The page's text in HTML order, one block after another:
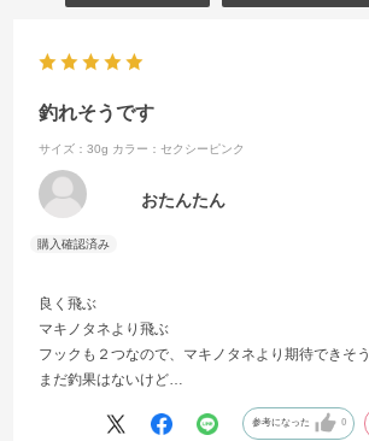
釣れそうです
サイズ：30g カラー：セクシーピンク
おたんたん
良く飛ぶ
マキノタネより飛ぶ
フックも２つなので、マキノタネより期待できそう
まだ釣果はないけど…
参考になった 0